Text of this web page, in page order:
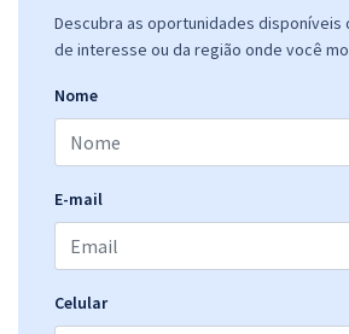
Descubra as oportunidades disponíveis
de interesse ou da região onde você
Nome
E-mail
Celular